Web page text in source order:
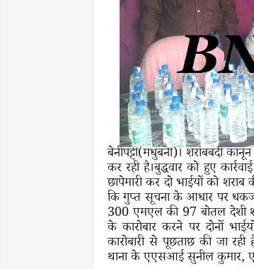
बेनीपट्टी(मधुबनी)। शराबबंदी
कर रही है।बुद्धवार को हुए
छापेमारी कर दो भाईयों को
कि गुप्त सूचना के आधार पर
300 एमएल की 97 बोतल देशी
के कारोबार करने पर दोनों
कारोबारी से पूछताछ की जा
थाना के एएसआई सुनील कुमार,